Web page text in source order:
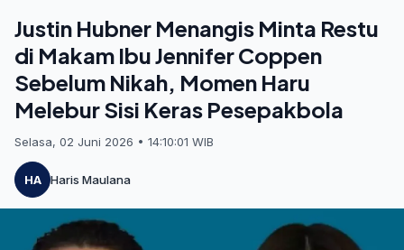
Justin Hubner Menangis Minta Restu
di Makam Ibu Jennifer Coppen
Sebelum Nikah, Momen Haru
Melebur Sisi Keras Pesepakbola
Selasa, 02 Juni 2026 • 14:10:01 WIB
HA Haris Maulana